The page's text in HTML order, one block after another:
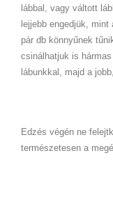
lábbal, vagy váltott
lejjebb engedjük,
pár db könnyűnek
csinálhatjuk is
lábunkkal, majd a
Edzés végén ne
természetesen a